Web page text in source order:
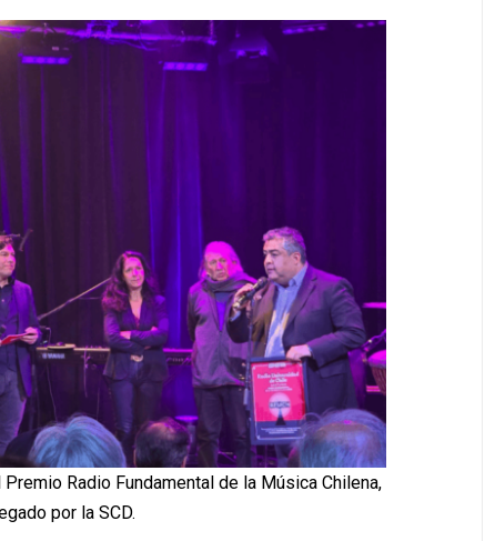
Radio Fundamental de la Música Chilena,
por la SCD.